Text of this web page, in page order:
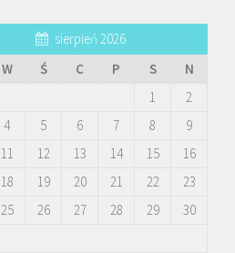
sierpień 2026
W Ś C P S
N
1
2
4 5 6 7 8
9
11 12 13 14 15
16
18 19 20 21 22
23
25 26 27 28 29
30